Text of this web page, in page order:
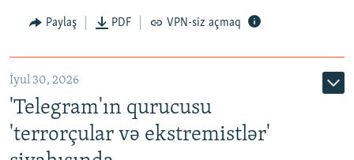
Paylaş PDF VPN-siz açmaq
İyul 30, 2026
'Telegram'ın qurucusu
'terrorçular və ekstremistlər'